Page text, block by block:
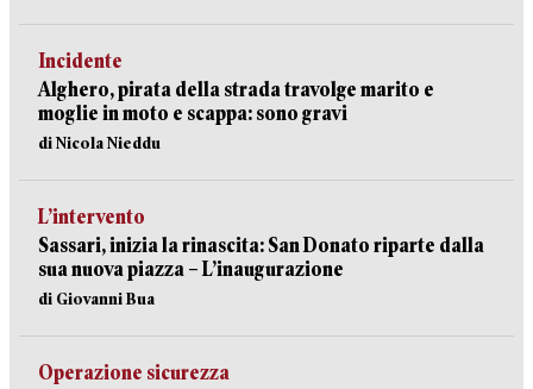
Incidente
Alghero, pirata della strada travolge marito e
moglie in moto e scappa: sono gravi
di Nicola Nieddu
L’intervento
Sassari, inizia la rinascita: San Donato riparte dalla
sua nuova piazza – L’inaugurazione
di Giovanni Bua
Operazione sicurezza